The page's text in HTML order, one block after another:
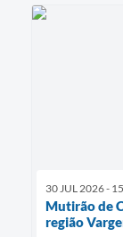
30 JUL 2026 -
Mutirão de
região